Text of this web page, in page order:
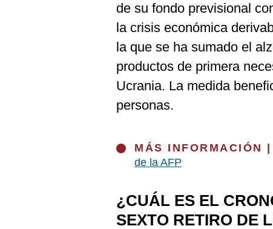
de su fondo previsional
la crisis económica
la que se ha sumado el
productos de primera
Ucrania. La medida
personas.
MÁS INFORMACIÓN |
de la AFP
¿CUÁL ES EL
SEXTO RETIRO DE